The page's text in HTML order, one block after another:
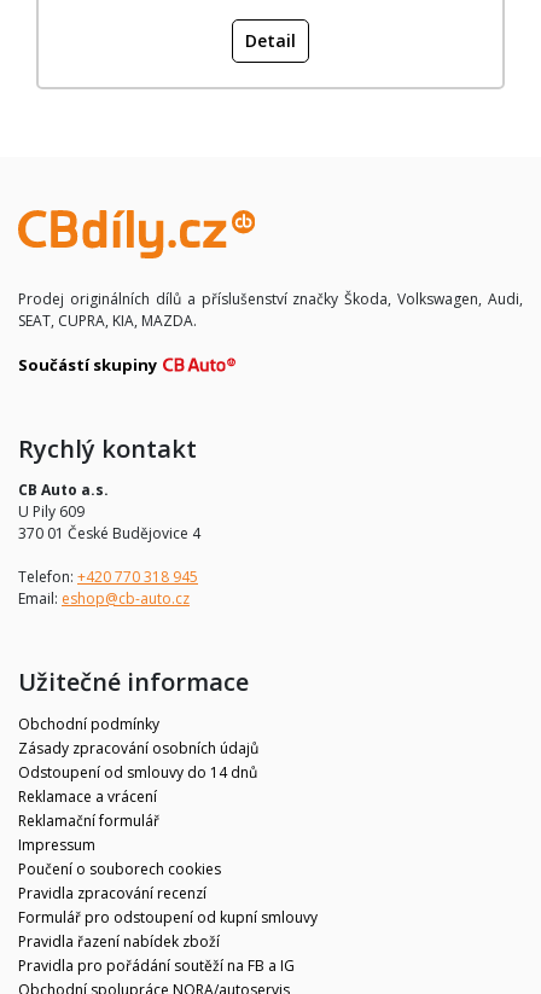
Detail
Prodej originálních dílů a příslušenství značky Škoda, Volkswagen, Audi,
SEAT, CUPRA, KIA, MAZDA.
Součástí skupiny
Rychlý kontakt
CB Auto a.s.
U Pily 609
370 01 České Budějovice 4
Telefon: +420 770 318 945
Email: eshop@cb-auto.cz
Užitečné informace
Obchodní podmínky
Zásady zpracování osobních údajů
Odstoupení od smlouvy do 14 dnů
Reklamace a vrácení
Reklamační formulář
Impressum
Poučení o souborech cookies
Pravidla zpracování recenzí
Formulář pro odstoupení od kupní smlouvy
Pravidla řazení nabídek zboží
Pravidla pro pořádání soutěží na FB a IG
Obchodní spolupráce NORA/autoservis